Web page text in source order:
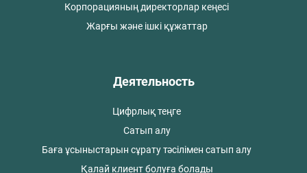
Корпорацияның директорлар кеңесі
Жарғы және ішкі құжаттар
Деятельность
Цифрлық теңге
Сатып алу
Баға ұсыныстарын сұрату тәсілімен сатып алу
Қалай клиент болуға болады